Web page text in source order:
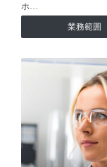
ホ…
業務範囲